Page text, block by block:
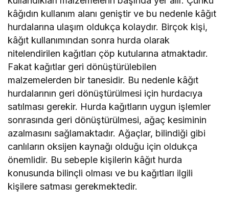
kâğıdın kullanım alanı geniştir ve bu nedenle kâğıt
hurdalarına ulaşım oldukça kolaydır. Birçok kişi,
kâğıt kullanımından sonra hurda olarak
nitelendirilen kağıtları çöp kutularına atmaktadır.
Fakat kağıtlar geri dönüştürülebilen
malzemelerden bir tanesidir. Bu nedenle kâğıt
hurdalarının geri dönüştürülmesi için hurdacıya
satılması gerekir. Hurda kağıtların uygun işlemler
sonrasında geri dönüştürülmesi, ağaç kesiminin
azalmasını sağlamaktadır. Ağaçlar, bilindiği gibi
canlıların oksijen kaynağı olduğu için oldukça
önemlidir. Bu sebeple kişilerin kâğıt hurda
konusunda bilinçli olması ve bu kağıtları ilgili
kişilere satması gerekmektedir.